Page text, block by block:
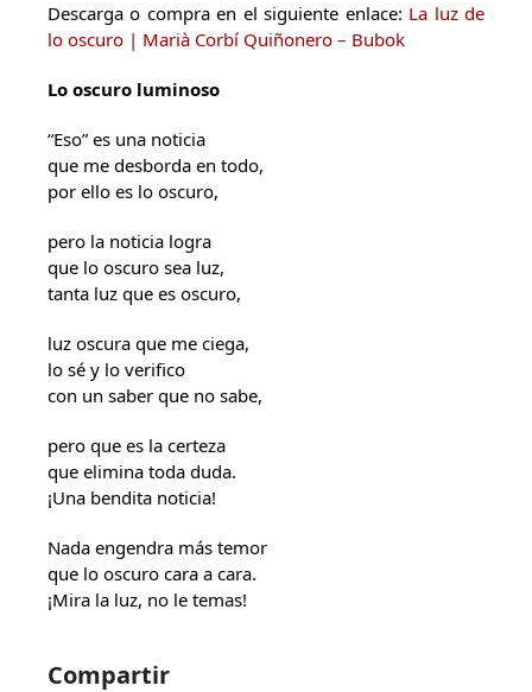
Descarga o compra en el siguiente enlace: La luz de
lo oscuro | Marià Corbí Quiñonero – Bubok
Lo oscuro luminoso
“Eso” es una noticia
que me desborda en todo,
por ello es lo oscuro,
pero la noticia logra
que lo oscuro sea luz,
tanta luz que es oscuro,
luz oscura que me ciega,
lo sé y lo verifico
con un saber que no sabe,
pero que es la certeza
que elimina toda duda.
¡Una bendita noticia!
Nada engendra más temor
que lo oscuro cara a cara.
¡Mira la luz, no le temas!
Compartir